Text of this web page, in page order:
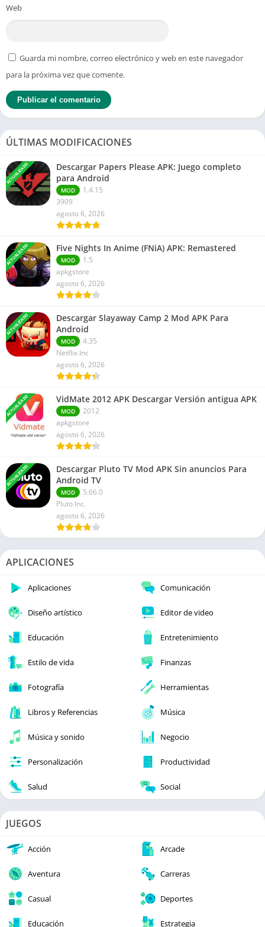
Web
Guarda mi nombre, correo electrónico y web en este navegador
para la próxima vez que comente.
ÚLTIMAS MODIFICACIONES
ACTUALIZADO
Descargar Papers Please APK: Juego completo
para Android
MOD
1.4.15
3909
agosto 6, 2026
ACTUALIZADO Five Nights In Anime (FNiA) APK: Remastered
MOD
1.5
apkgstore
agosto 6, 2026
ACTUALIZADO
Descargar Slayaway Camp 2 Mod APK Para
Android
MOD
4.35
Netflix Inc
agosto 6, 2026
ACTUALIZADO VidMate 2012 APK Descargar Versión antigua APK
MOD
2012
apkgstore
agosto 6, 2026
ACTUALIZADO
Descargar Pluto TV Mod APK Sin anuncios Para
Android TV
MOD
5.66.0
Pluto Inc.
agosto 6, 2026
APLICACIONES
Aplicaciones Comunicación
Diseño artístico Editor de video
Educación Entretenimiento
Estilo de vida Finanzas
Fotografía Herramientas
Libros y Referencias Música
Música y sonido Negocio
Personalización Productividad
Salud Social
JUEGOS
Acción Arcade
Aventura Carreras
Casual Deportes
Educación Estrategia